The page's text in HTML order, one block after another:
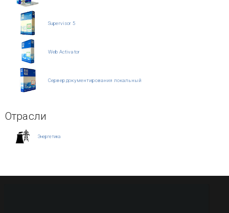
Supervisor 5
Web Activator
Сервер документирования локальный
Отрасли
Энергетика